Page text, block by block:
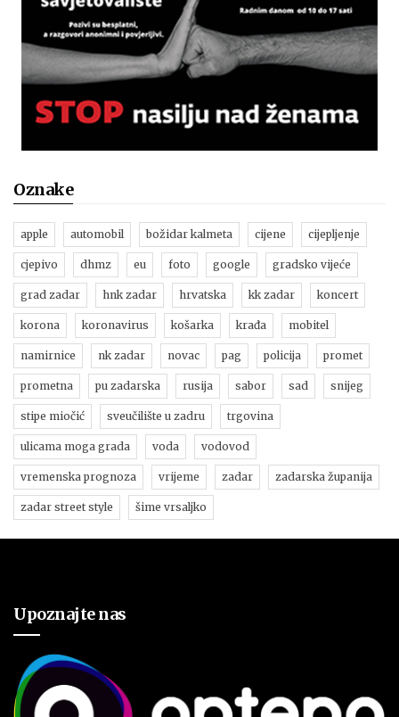
Oznake
apple automobil božidar kalmeta cijene cijepljenje
cjepivo dhmz eu foto google gradsko vijeće
grad zadar hnk zadar hrvatska kk zadar koncert
korona koronavirus košarka krađa mobitel
namirnice nk zadar novac pag policija promet
prometna pu zadarska rusija sabor sad snijeg
stipe miočić sveučilište u zadru trgovina
ulicama moga grada voda vodovod
vremenska prognoza vrijeme zadar zadarska županija
zadar street style šime vrsaljko
Upoznajte nas